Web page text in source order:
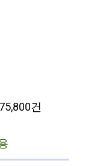
건